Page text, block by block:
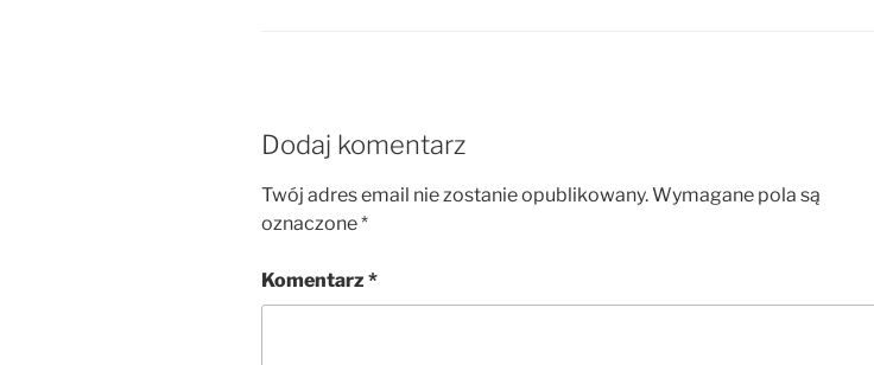
Dodaj komentarz
Twój adres email nie zostanie opublikowany.Wymagane pola są
oznaczone*
Komentarz *